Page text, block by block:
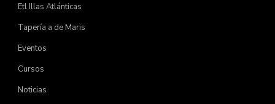
Etl Illas Atlánticas
Tapería a de Maris
Eventos
Cursos
Noticias